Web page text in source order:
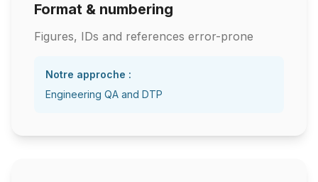
Format & numbering
Figures, IDs and references error-prone
Notre approche :
Engineering QA and DTP